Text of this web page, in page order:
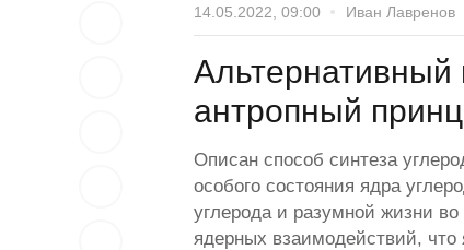
14.05.2022, 09:00 Иван Лавренов
Альтернативный
антропный
Описан способ синтеза
особого состояния ядра
углерода и разумной жизни во
ядерных взаимодействий, что